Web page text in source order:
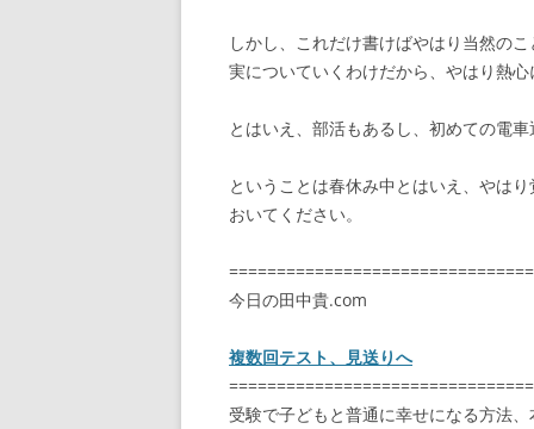
しかし、これだけ書けばやはり当然の
実についていくわけだから、やはり熱心
とはいえ、部活もあるし、初めての電車
ということは春休み中とはいえ、やは
おいてください。
今日の田中貴.com
複数回テスト、見送りへ
受験で子どもと普通に幸せになる方法